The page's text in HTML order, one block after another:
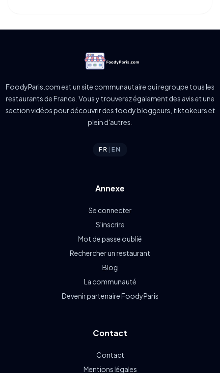
FoodyParis.com est un site communautaire qui regroupe tous les
restaurants de France. Vous y trouverez également des avis et une
section vidéos pour découvrir des foody bloggeurs, tiktokeurs et
plein d'autres.
FR |EN
Annexe
Se connecter
S'inscrire
Mot de passe oublié
Rechercher un restaurant
Blog
La communauté
Devenir partenaire FoodyParis
Contact
Contact
Mentions légales